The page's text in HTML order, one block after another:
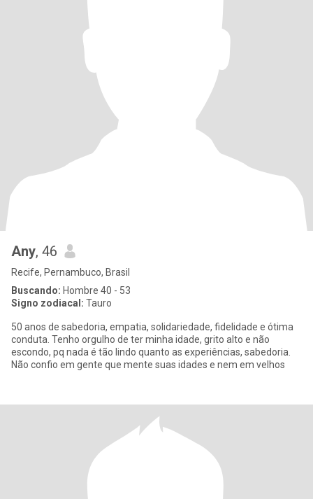
Any, 46
Recife, Pernambuco, Brasil
Buscando: Hombre 40 - 53
Signo zodiacal: Tauro
50 anos de sabedoria, empatia, solidariedade, fidelidade e ótima
conduta. Tenho orgulho de ter minha idade, grito alto e não
escondo, pq nada é tão lindo quanto as experiências, sabedoria.
Não confio em gente que mente suas idades e nem em velhos